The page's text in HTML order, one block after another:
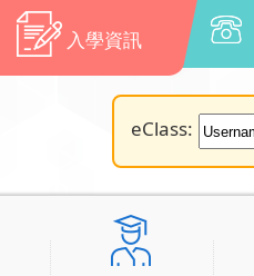
入學資訊
eClass: